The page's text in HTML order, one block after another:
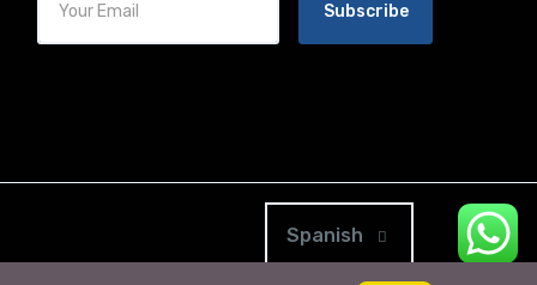
Subscribe
Spanish